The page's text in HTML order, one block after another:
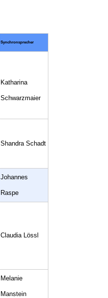
Synchronsprecher
Katharina
Schwarzmaier
Shandra Schadt
Johannes
Raspe
Claudia Lössl
Melanie
Manstein